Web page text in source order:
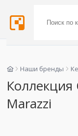
Наши бренды
Коллекция
Marazzi